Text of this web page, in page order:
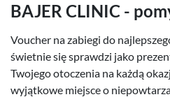
BAJER CLINIC -
Voucher na zabiegi do
świetnie się sprawdzi jako
Twojego otoczenia na każdą
wyjątkowe miejsce o